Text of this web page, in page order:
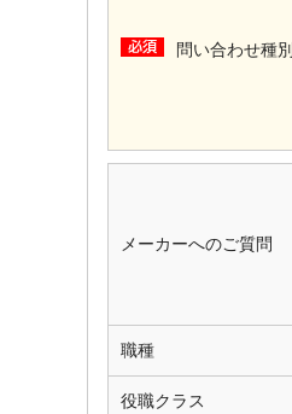
問い合わせ種別
メーカーへのご質問
職種
役職クラス